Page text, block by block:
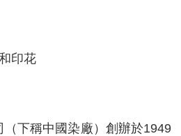
印花
下稱中國染廠）創辦於1949